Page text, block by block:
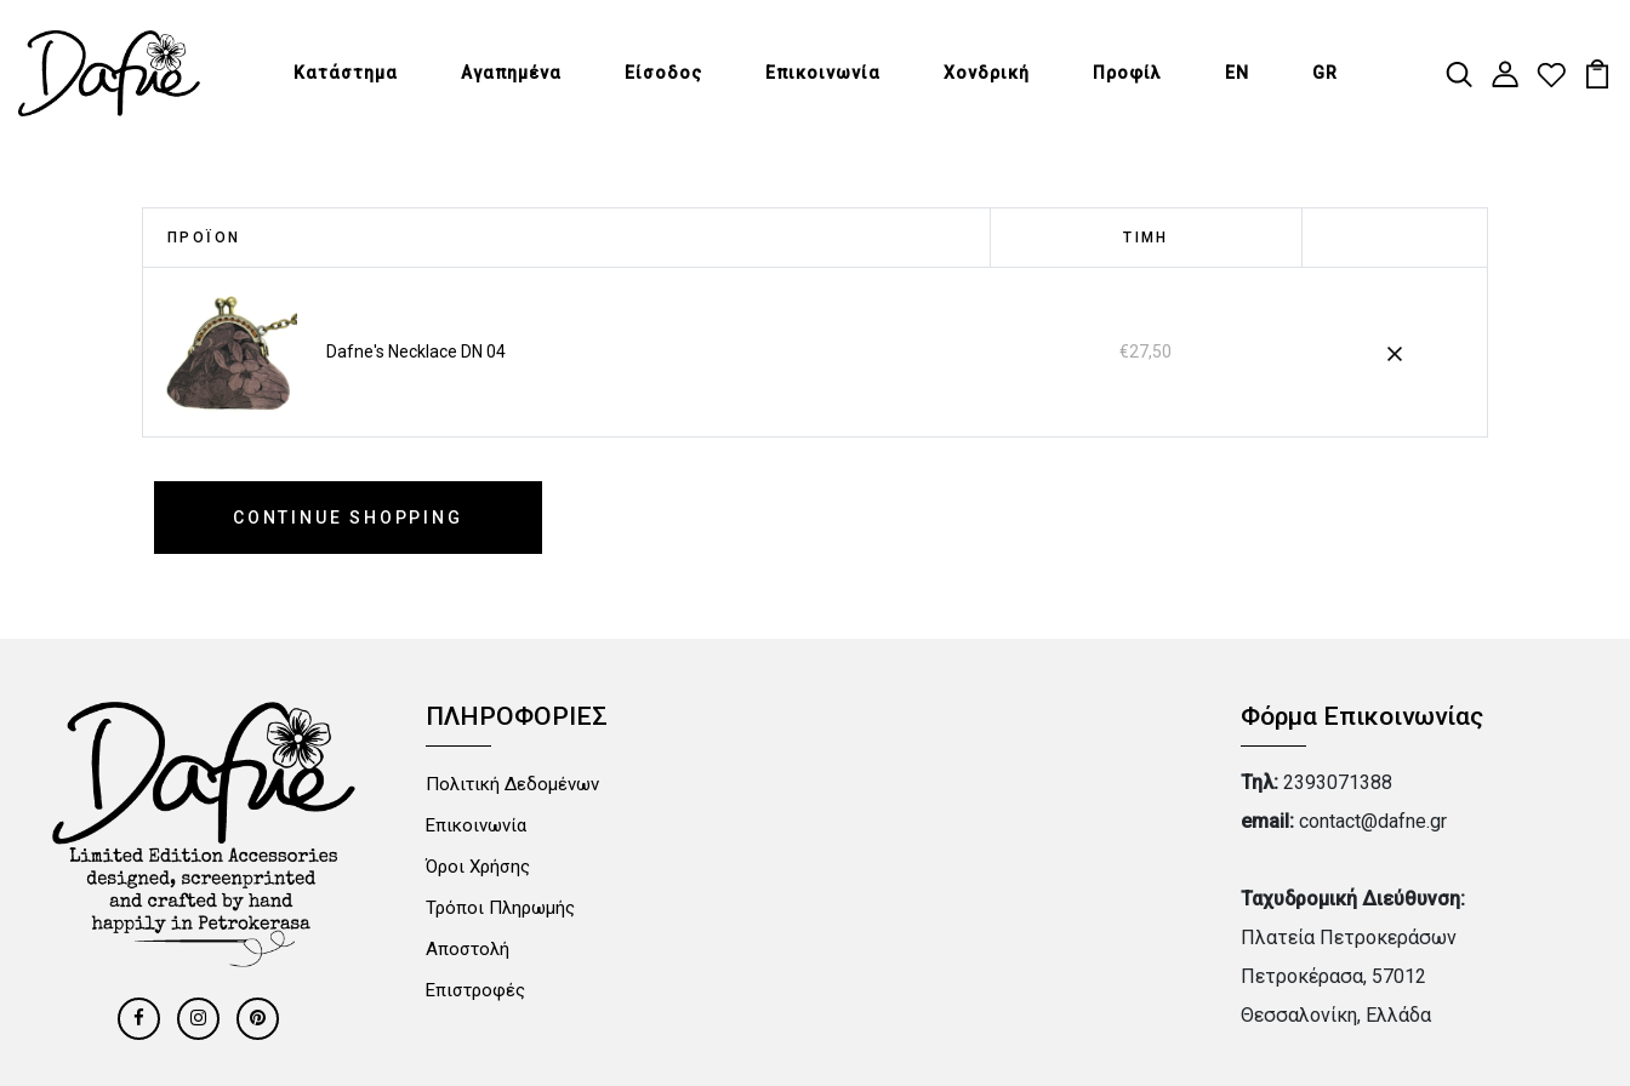
Κατάστημα Αγαπημένα Είσοδος Επικοινωνία Χονδρική Προφίλ EN GR
ΠΡΟΪΌΝ ΤΙΜΉ
Dafne's Necklace DN 04 €27,50
CONTINUE SHOPPING
ΠΛΗΡΟΦΟΡΙΕΣ
Πολιτική Δεδομένων
Επικοινωνία
Όροι Χρήσης
Τρόποι Πληρωμής
Αποστολή
Επιστροφές
Φόρμα Επικοινωνίας
Τηλ: 2393071388
email: contact@dafne.gr
Ταχυδρομική Διεύθυνση:
Πλατεία Πετροκεράσων
Πετροκέρασα, 57012
Θεσσαλονίκη, Ελλάδα